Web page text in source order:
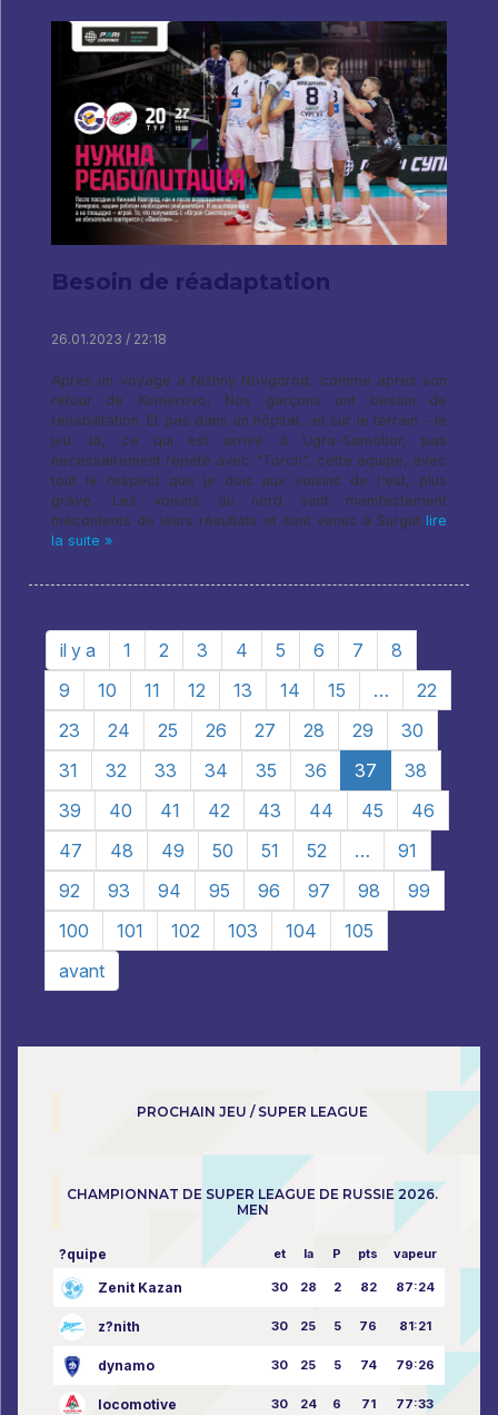
Besoin de réadaptation
26.01.2023 / 22:18
Après un voyage à Nizhny Novgorod, comme après son
retour de Kemerovo, Nos garçons ont besoin de
réhabilitation. Et pas dans un hôpital., et sur le terrain - le
jeu. la, ce qui est arrivé à Ugra-Samotlor, pas
nécessairement répété avec "Torch", cette équipe, avec
tout le respect que je dois aux voisins de l'est, plus
grave. Les voisins du nord sont manifestement
mécontents de leurs résultats et sont venus à Surgut lire
la suite »
il y a 1 2 3 4 5 6 7
8
9
10 11 12 13 14 15 …
22
23
24 25 26 27 28 29
30
31
32 33 34 35 36 37
38
39
40 41 42 43 44 45
46
47
48 49 50 51 52 …
91
92
93 94 95 96 97 98
99
100
101 102 103 104
105
avant
PROCHAIN JEU / SUPER LEAGUE
CHAMPIONNAT DE SUPER LEAGUE DE RUSSIE 2026.
MEN
?quipe et la P pts vapeur
Zenit Kazan 30 28 2 82 87:24
z?nith 30 25 5 76 81:21
dynamo 30 25 5 74 79:26
locomotive 30 24 6 71 77:33